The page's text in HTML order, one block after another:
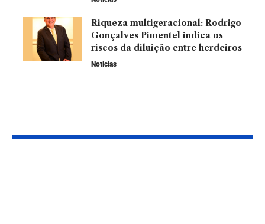
Riqueza multigeracional: Rodrigo
Gonçalves Pimentel indica os
riscos da diluição entre herdeiros
Noticias